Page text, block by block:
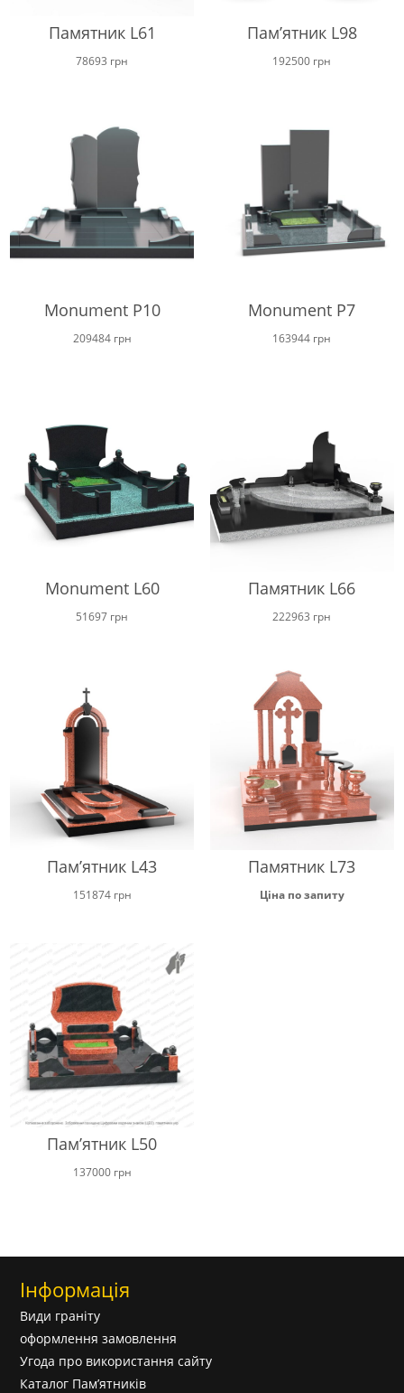
Памятник L61
78693 грн
Пам’ятник L98
192500 грн
Monument P10
209484 грн
Monument P7
163944 грн
Monument L60
51697 грн
Памятник L66
222963 грн
Пам’ятник L43
151874 грн
Памятник L73
Ціна по запиту
Пам’ятник L50
137000 грн
Інформація
Види граніту
оформлення замовлення
Угода про використання сайту
Каталог Пам’ятників